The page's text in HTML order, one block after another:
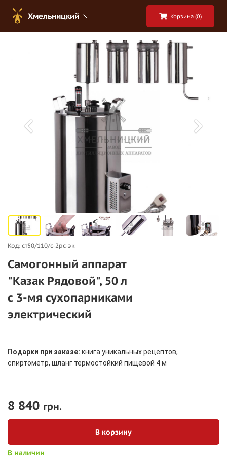
Хмельницкий Корзина (0)
Код: ст50/110/c-2рс-эк
Самогонный аппарат
"Казак Рядовой", 50 л
с 3-мя сухопарниками
электрический
Подарки при заказе: книга уникальных рецептов,
спиртометр, шланг термостойкий пищевой 4 м
8 840 грн.
В корзину
В наличии